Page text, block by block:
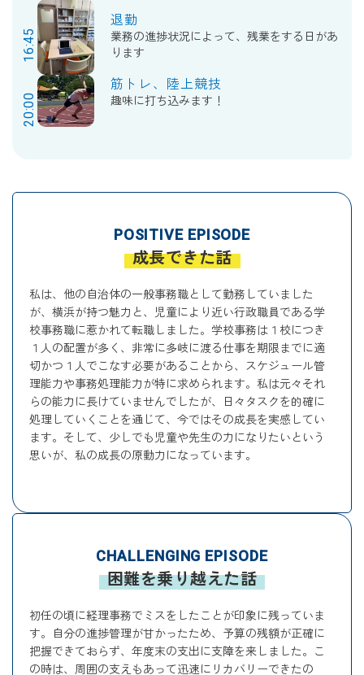
16:45
退勤
業務の進捗状況によって、残業をする日があ
ります
20:00
筋トレ、陸上競技
趣味に打ち込みます！
POSITIVE EPISODE
成長できた話
私は、他の自治体の一般事務職として勤務していました
が、横浜が持つ魅力と、児童により近い行政職員である学
校事務職に惹かれて転職しました。学校事務は１校につき
１人の配置が多く、非常に多岐に渡る仕事を期限までに適
切かつ１人でこなす必要があることから、スケジュール管
理能力や事務処理能力が特に求められます。私は元々それ
らの能力に長けていませんでしたが、日々タスクを的確に
処理していくことを通じて、今ではその成長を実感してい
ます。そして、少しでも児童や先生の力になりたいという
思いが、私の成長の原動力になっています。
CHALLENGING EPISODE
困難を乗り越えた話
初任の頃に経理事務でミスをしたことが印象に残っていま
す。自分の進捗管理が甘かったため、予算の残額が正確に
把握できておらず、年度末の支出に支障を来しました。こ
の時は、周囲の支えもあって迅速にリカバリーできたの